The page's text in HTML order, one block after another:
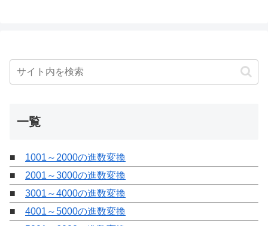
一覧
■ 1001～2000の進数変換
■ 2001～3000の進数変換
■ 3001～4000の進数変換
■ 4001～5000の進数変換